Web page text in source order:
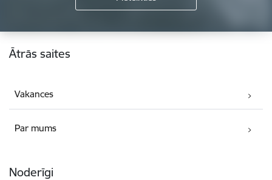
Kājene
Ātrās saites
Vakances
Par mums
Noderīgi